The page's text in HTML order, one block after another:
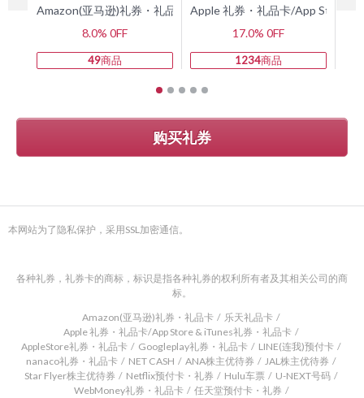
Amazon(亚马逊)礼券・礼品卡
8.0% 0FF
49商品
Apple 礼券・礼品卡/App Store &
17.0% 0FF
1234商品
购买礼券
本网站为了隐私保护，采用SSL加密通信。
各种礼券，礼券卡的商标，标识是指各种礼券的权利所有者及其相关公司的商
标。
Amazon(亚马逊)礼券・礼品卡
乐天礼品卡
Apple 礼券・礼品卡/App Store & iTunes礼券・礼品卡
AppleStore礼券・礼品卡
Googleplay礼券・礼品卡
LINE(连我)预付卡
nanaco礼券・礼品卡
NET CASH ANA株主优待券
JAL株主优待券
Star Flyer株主优待券
Netflix预付卡・礼券 Hulu车票
U-NEXT号码
WebMoney礼券・礼品卡
任天堂预付卡・礼券